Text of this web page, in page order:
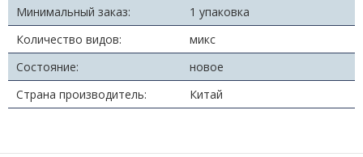
Минимальный заказ:
1 упаковка
Количество видов:
микс
Состояние:
новое
Страна производитель:
Китай